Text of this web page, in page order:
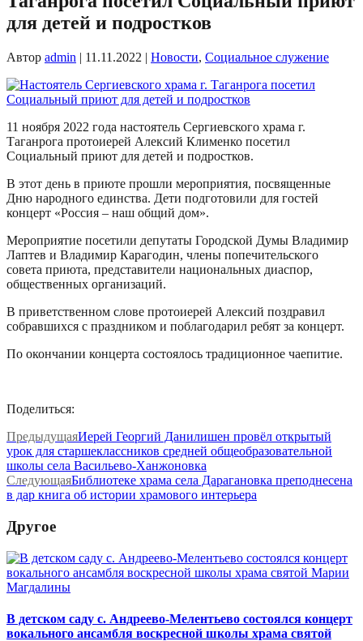
для детей и подростков
Автор admin | 11.11.2022 | Новости, Социальное служение
11 ноября 2022 года настоятель Сергиевского храма г.
Таганрога протоиерей Алексий Клименко посетил
Социальный приют для детей и подростков.
В этот день в приюте прошли мероприятия, посвященные
Дню народного единства. Дети подготовили для гостей
концерт «Россия – наш общий дом».
Мероприятие посетили депутаты Городской Думы Владимир
Лаптев и Владимир Карагодин, члены попечительского
совета приюта, представители национальных диаспор,
общественных организаций.
В приветственном слове протоиерей Алексий поздравил
собравшихся с праздником и поблагодарил ребят за концерт.
По окончании концерта состоялось традиционное чаепитие.
Поделиться:
ПредыдущаяИерей Георгий Данилишен провёл открытый
урок для старшеклассников средней общеобразовательной
школы села Васильево-Ханжоновка
СледующаяБиблиотеке храма села Дарагановка преподнесена
в дар книга об истории храмового интерьера
Другое
В детском саду с. Андреево-Мелентьево состоялся концерт
вокального ансамбля воскресной школы храма святой